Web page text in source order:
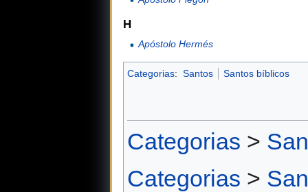
H
Apóstolo Hermés
Categorias: Santos Santos bíblicos
Categorias >
Categorias >